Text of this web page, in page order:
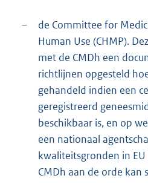
–
de Committee for
Human Use (CHMP).
met de CMDh een
richtlijnen opgesteld
gehandeld indien een
geregistreerd
beschikbaar is, en op
een nationaal
kwaliteitsgronden in EU
CMDh aan de orde kan